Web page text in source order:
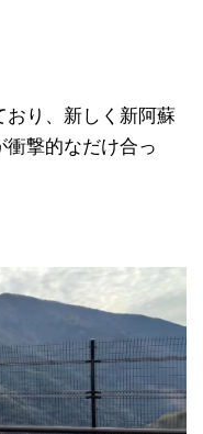
おり、新しく新阿蘇
撃的なだけ合っ